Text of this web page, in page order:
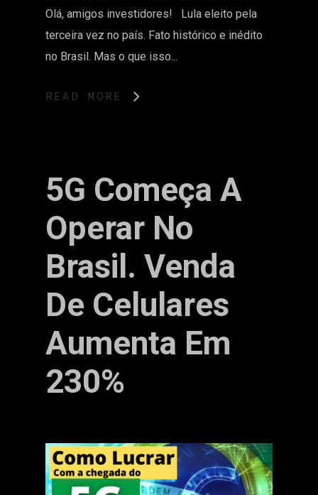
Olá, amigos investidores! Lula eleito pela
terceira vez no país. Fato histórico e inédito
no Brasil. Mas o que isso...
READ MORE
5G Começa A
Operar No
Brasil. Venda
De Celulares
Aumenta Em
230%